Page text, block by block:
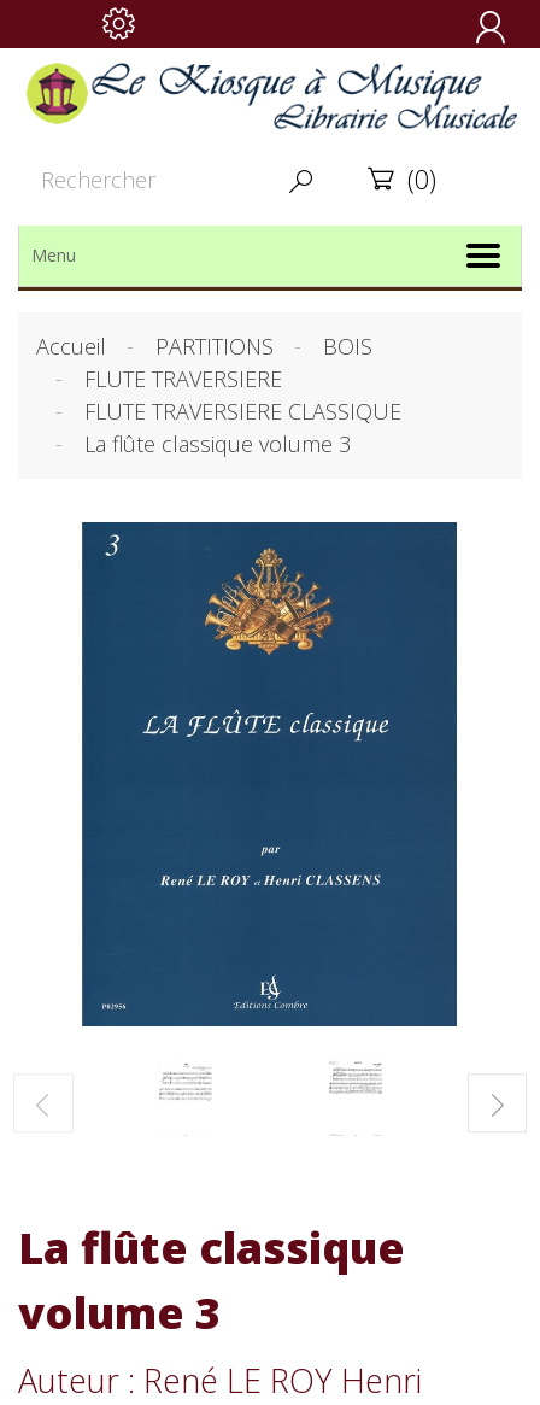

  (0)
Menu
Accueil PARTITIONS
BOIS
FLUTE TRAVERSIERE
FLUTE TRAVERSIERE CLASSIQUE
La flûte classique volume 3
La flûte classique
volume 3
Auteur : René LE ROY Henri